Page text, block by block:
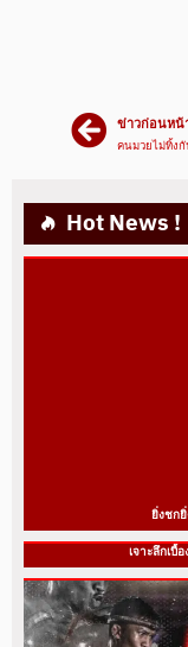
ข่าวก่อนหน้
คนมวยไม่ทิ้ง
Hot News !
ยิ่งชกยิ่
เจาะลึกเบื้